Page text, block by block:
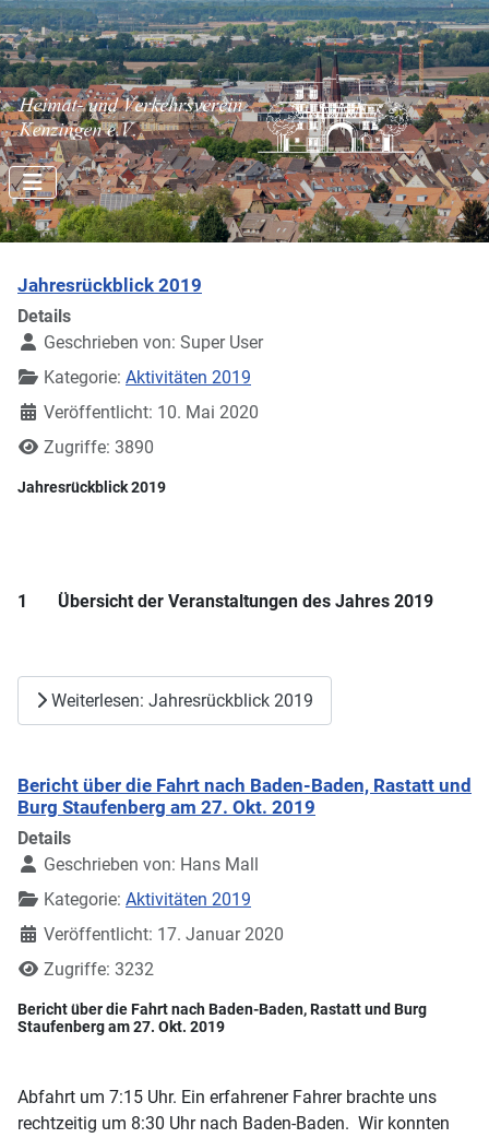
Jahresrückblick 2019
Details
Geschrieben von: Super User
Kategorie: Aktivitäten 2019
Veröffentlicht: 10. Mai 2020
Zugriffe: 3890
Jahresrückblick 2019
1 Übersicht der Veranstaltungen des Jahres 2019
Weiterlesen: Jahresrückblick 2019
Bericht über die Fahrt nach Baden-Baden, Rastatt und
Burg Staufenberg am 27. Okt. 2019
Details
Geschrieben von: Hans Mall
Kategorie: Aktivitäten 2019
Veröffentlicht: 17. Januar 2020
Zugriffe: 3232
Bericht über die Fahrt nach Baden-Baden, Rastatt und Burg
Staufenberg am 27. Okt. 2019
Abfahrt um 7:15 Uhr. Ein erfahrener Fahrer brachte uns
rechtzeitig um 8:30 Uhr nach Baden-Baden. Wir konnten